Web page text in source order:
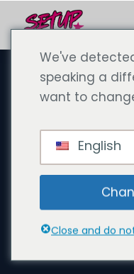
Coûts de
entreprise
vers le
en
We've
speaking a
want to
English
Close and do